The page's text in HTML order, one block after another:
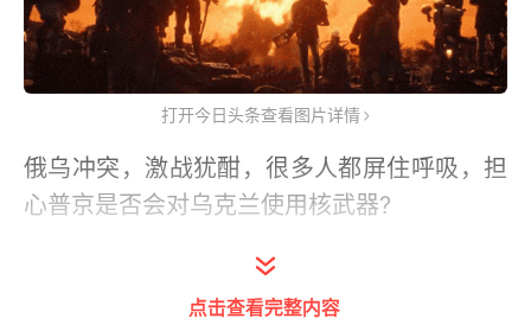
打开今日头条查看图片详情
俄乌冲突，激战犹酣，很多人都屏住呼吸，担
心普京是否会对乌克兰使用核武器?
毕竟在俄罗斯的武器库中，还沉睡着一种威力
极大的杀伤性武器，它一旦苏醒，摧毁的或许
点击查看完整内容